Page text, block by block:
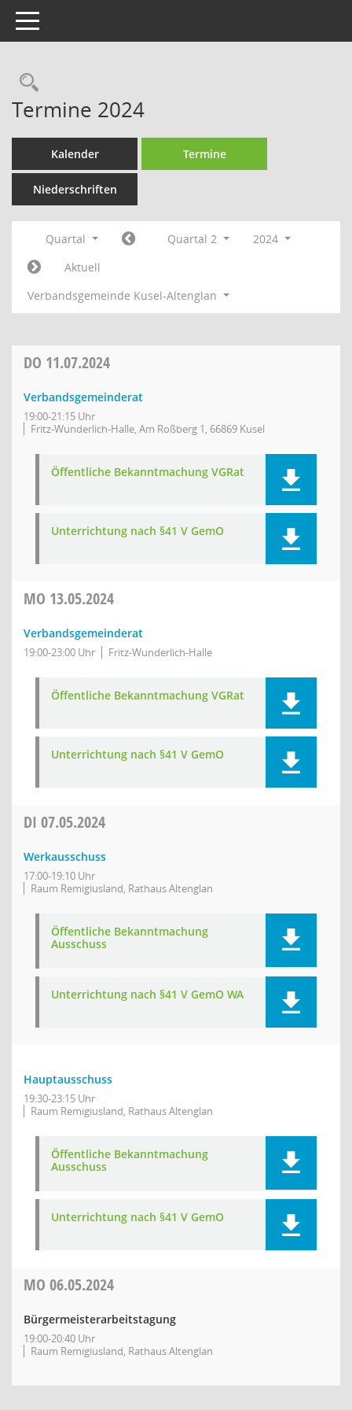
Toggle navigation
Rechercheauswahl
Termine 2024
Kalender Termine
Niederschriften
Quartal Quartal 2
2024
Aktuell
Verbandsgemeinde Kusel-Altenglan
DO 11.07.2024
Verbandsgemeinderat
19:00-21:15 Uhr
Fritz-Wunderlich-Halle, Am Roßberg 1, 66869 Kusel
Öffentliche Bekanntmachung VGRat
Unterrichtung nach §41 V GemO
MO 13.05.2024
Verbandsgemeinderat
19:00-23:00 Uhr Fritz-Wunderlich-Halle
Öffentliche Bekanntmachung VGRat
Unterrichtung nach §41 V GemO
DI 07.05.2024
Werkausschuss
17:00-19:10 Uhr
Raum Remigiusland, Rathaus Altenglan
Öffentliche Bekanntmachung
Ausschuss
Unterrichtung nach §41 V GemO WA
Hauptausschuss
19:30-23:15 Uhr
Raum Remigiusland, Rathaus Altenglan
Öffentliche Bekanntmachung
Ausschuss
Unterrichtung nach §41 V GemO
MO 06.05.2024
Bürgermeisterarbeitstagung
19:00-20:40 Uhr
Raum Remigiusland, Rathaus Altenglan